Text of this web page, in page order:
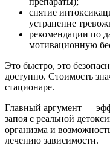
снятие
устранение
рекомендации по
мотивационную
Это быстро, это
доступно. Стоимость
стационаре.
Главный аргумент —
запоя с реальной
организма и
лечению зависимости.